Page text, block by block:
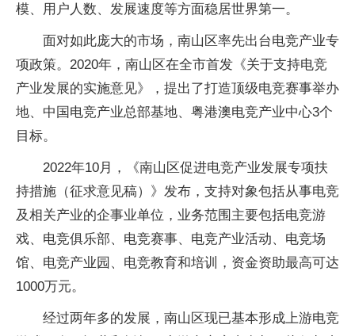
模、用户人数、发展速度等方面稳居世界第一。
面对如此庞大的市场，南山区率先出台电竞产业专
项政策。2020年，南山区在全市首发《关于支持电竞
产业发展的实施意见》，提出了打造顶级电竞赛事举办
地、中国电竞产业总部基地、粤港澳电竞产业中心3个
目标。
2022年10月，《南山区促进电竞产业发展专项扶
持措施（征求意见稿）》发布，支持对象包括从事电竞
及相关产业的企事业单位，业务范围主要包括电竞游
戏、电竞俱乐部、电竞赛事、电竞产业活动、电竞场
馆、电竞产业园、电竞教育和培训，资金资助最高可达
1000万元。
经过两年多的发展，南山区现已基本形成上游电竞